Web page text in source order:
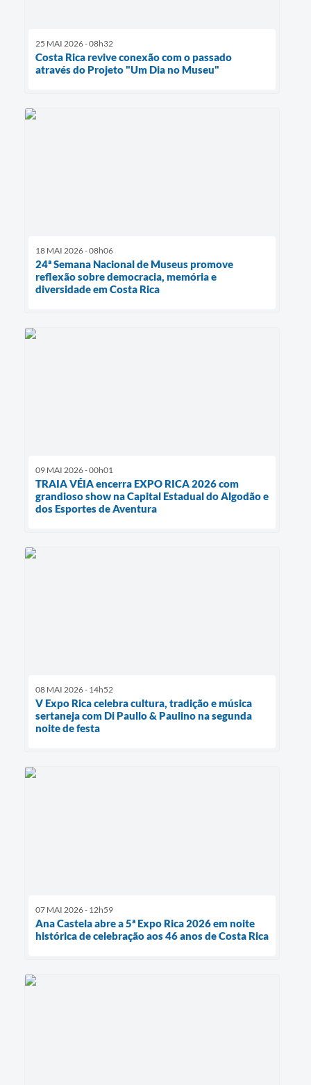
25 MAI 2026 - 08h32
Costa Rica revive conexão com o passado
através do Projeto "Um Dia no Museu"
18 MAI 2026 - 08h06
24ª Semana Nacional de Museus promove
reflexão sobre democracia, memória e
diversidade em Costa Rica
09 MAI 2026 - 00h01
TRAIA VÉIA encerra EXPO RICA 2026 com
grandioso show na Capital Estadual do Algodão e
dos Esportes de Aventura
08 MAI 2026 - 14h52
V Expo Rica celebra cultura, tradição e música
sertaneja com Di Paullo & Paulino na segunda
noite de festa
07 MAI 2026 - 12h59
Ana Castela abre a 5ª Expo Rica 2026 em noite
histórica de celebração aos 46 anos de Costa Rica